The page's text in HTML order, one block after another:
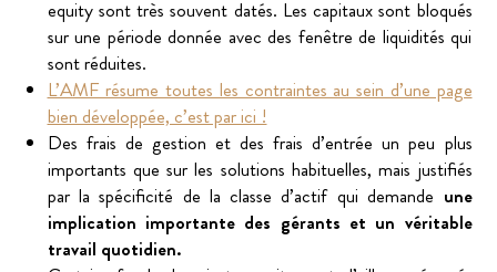
equity sont très souvent datés. Les capitaux sont bloqués
sur une période donnée avec des fenêtre de liquidités qui
sont réduites.
L’AMF résume toutes les contraintes au sein d’une page
bien développée, c’est par ici !
Des frais de gestion et des frais d’entrée un peu plus
importants que sur les solutions habituelles, mais justifiés
par la spécificité de la classe d’actif qui demande une
implication importante des gérants et un véritable
travail quotidien.